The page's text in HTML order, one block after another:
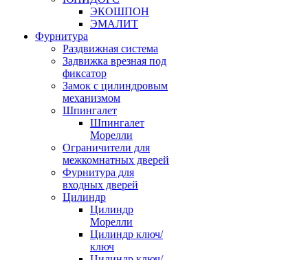
ЭКОШПОН
ЭМАЛИТ
Фурнитура
Раздвижная система
Задвижка врезная под
фиксатор
Замок с цилиндровым
механизмом
Шпингалет
Шпингалет
Морелли
Ограничители для
межкомнатных дверей
Фурнитура для
входных дверей
Цилиндр
Цилиндр
Морелли
Цилиндр ключ/
ключ